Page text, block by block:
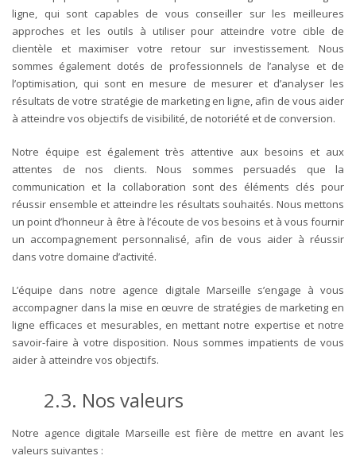
ligne, qui sont capables de vous conseiller sur les meilleures
approches et les outils à utiliser pour atteindre votre cible de
clientèle et maximiser votre retour sur investissement. Nous
sommes également dotés de professionnels de l’analyse et de
l’optimisation, qui sont en mesure de mesurer et d’analyser les
résultats de votre stratégie de marketing en ligne, afin de vous aider
à atteindre vos objectifs de visibilité, de notoriété et de conversion.
Notre équipe est également très attentive aux besoins et aux
attentes de nos clients. Nous sommes persuadés que la
communication et la collaboration sont des éléments clés pour
réussir ensemble et atteindre les résultats souhaités. Nous mettons
un point d’honneur à être à l’écoute de vos besoins et à vous fournir
un accompagnement personnalisé, afin de vous aider à réussir
dans votre domaine d’activité.
L’équipe dans notre agence digitale Marseille s’engage à vous
accompagner dans la mise en œuvre de stratégies de marketing en
ligne efficaces et mesurables, en mettant notre expertise et notre
savoir-faire à votre disposition. Nous sommes impatients de vous
aider à atteindre vos objectifs.
2.3. Nos valeurs
Notre agence digitale Marseille est fière de mettre en avant les
valeurs suivantes :